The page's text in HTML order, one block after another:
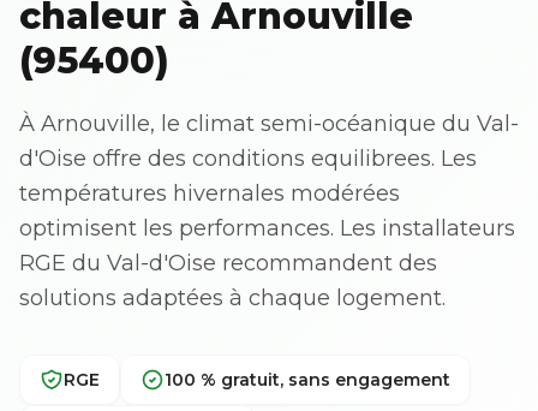
chaleur à Arnouville
(95400)
À Arnouville, le climat semi-océanique du Val-
d'Oise offre des conditions equilibrees. Les
températures hivernales modérées
optimisent les performances. Les installateurs
RGE du Val-d'Oise recommandent des
solutions adaptées à chaque logement.
RGE 100 % gratuit, sans engagement